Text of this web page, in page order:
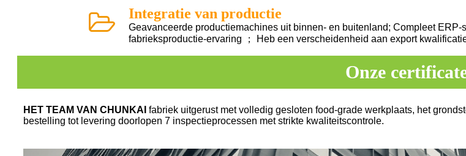
Integratie van productie
Geavanceerde productiemachines uit binnen- en buitenland; Compleet ERP-
fabrieksproductie-ervaring ； Heb een verscheidenheid aan export
Onze
HET TEAM VAN CHUNKAI fabriek uitgerust met volledig gesloten food-grade werkplaats, het
bestelling tot levering doorlopen 7 inspectieprocessen met strikte kwaliteitscontrole.